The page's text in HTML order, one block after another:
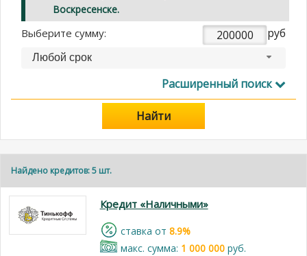
Воскресенске.
Выберите сумму: руб
Любой срок
Расширенный поиск
Найти
Найдено кредитов: 5 шт.
Кредит «Наличными»
cтавка от 8.9%
макс. сумма: 1 000 000руб.